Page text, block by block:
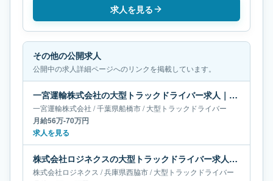
求人を見る
その他の公開求人
公開中の求人詳細ページへのリンクを掲載しています。
一宮運輸株式会社の大型トラックドライバー求人｜千葉県船橋市｜月給56万-70万円
一宮運輸株式会社 /千葉県船橋市/大型トラックドライバー
月給56万-70万円
求人を見る
株式会社ロジネクスの大型トラックドライバー求人｜兵庫県西脇市｜月給55万-65万円
株式会社ロジネクス /兵庫県西脇市/大型トラックドライバー